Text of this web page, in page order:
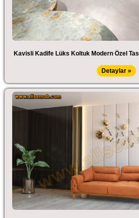
Kavisli Kadife Lüks Koltuk Modern Özel
Detaylar »